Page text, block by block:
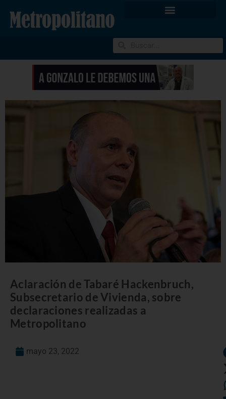
Aclaración de Tabaré Hackenbruch,
Subsecretario de Vivienda, sobre
declaraciones realizadas a
Metropolitano
mayo 23, 2022